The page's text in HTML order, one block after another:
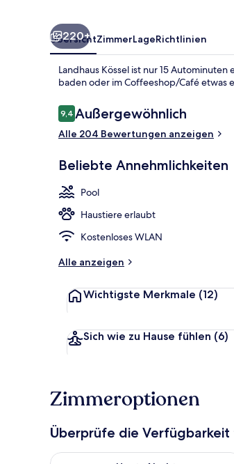
220+
ÜbersichtZimmerLageRichtlinien
Landhaus Kössel ist nur 15
baden oder im Coffeeshop/Café etwas
Bewertungen
9,49,4 von 10.
Außergewöhnlich
Alle 204 Bewertungen anzeigen
Beliebte Annehmlichkeiten
Pool
Haustiere erlaubt
Kostenloses WLAN
Alle anzeigen
Wichtigste Merkmale (12)
Sich wie zu Hause fühlen (6)
Zimmeroptionen
Überprüfe die
Überprüfe die Verfügbarkeit für